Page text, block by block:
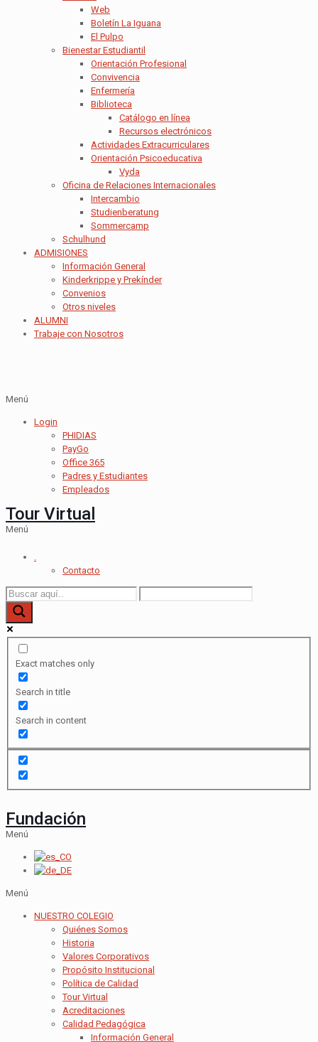
Web
Boletín La Iguana
El Pulpo
Bienestar Estudiantil
Orientación Profesional
Convivencia
Enfermería
Biblioteca
Catálogo en línea
Recursos electrónicos
Actividades Extracurriculares
Orientación Psicoeducativa
Vyda
Oficina de Relaciones Internacionales
Intercambio
Studienberatung
Sommercamp
Schulhund
ADMISIONES
Información General
Kinderkrippe y Prekínder
Convenios
Otros niveles
ALUMNI
Trabaje con Nosotros
Menú
Login
PHIDIAS
PayGo
Office 365
Padres y Estudiantes
Empleados
Tour Virtual
Menú
.
Contacto
Exact matches only
Search in title
Search in content
Fundación
Menú
Menú
NUESTRO COLEGIO
Quiénes Somos
Historia
Valores Corporativos
Propósito Institucional
Política de Calidad
Tour Virtual
Acreditaciones
Calidad Pedagógica
Información General